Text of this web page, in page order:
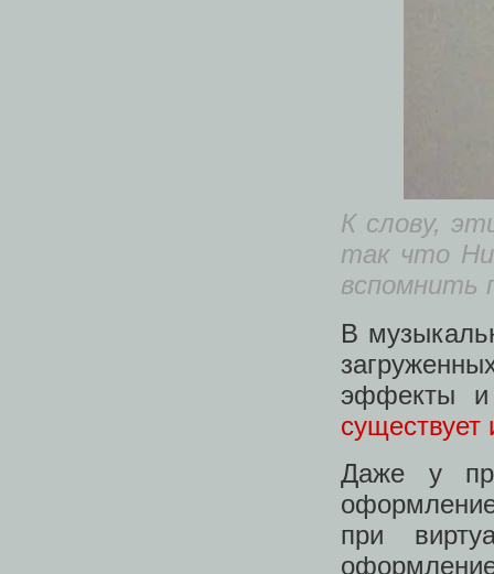
К слову,
так что
вспомнить
В
эффекты и
существует
Даже у
при